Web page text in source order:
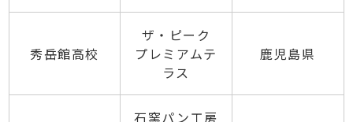
秀岳館高校
ザ・ピーク
プレミアムテ
ラス
鹿児島県
石窯パン工房